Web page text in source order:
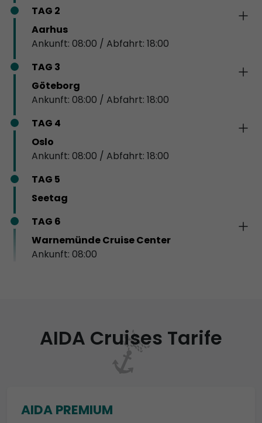
TAG 2
Aarhus
Ankunft: 08:00 / Abfahrt: 18:00
TAG 3
Göteborg
Ankunft: 08:00 / Abfahrt: 18:00
TAG 4
Oslo
Ankunft: 08:00 / Abfahrt: 18:00
TAG 5
Seetag
TAG 6
Warnemünde Cruise Center
Ankunft: 08:00
AIDA Cruises Tarife
AIDA PREMIUM